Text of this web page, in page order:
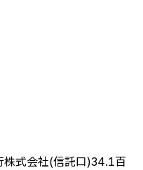
株式会社(信託口)34.1百